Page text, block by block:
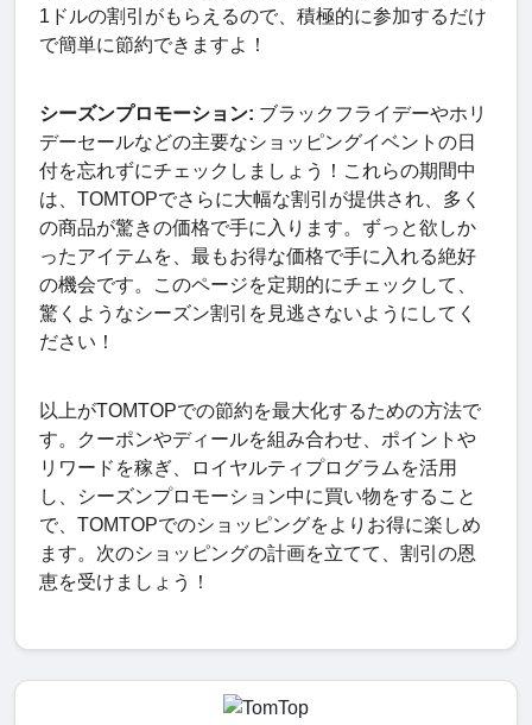
1ドルの割引がもらえるので、積極的に参加するだけ
で簡単に節約できますよ！
シーズンプロモーション: ブラックフライデーやホリ
デーセールなどの主要なショッピングイベントの日
付を忘れずにチェックしましょう！これらの期間中
は、TOMTOPでさらに大幅な割引が提供され、多く
の商品が驚きの価格で手に入ります。ずっと欲しか
ったアイテムを、最もお得な価格で手に入れる絶好
の機会です。このページを定期的にチェックして、
驚くようなシーズン割引を見逃さないようにしてく
ださい！
以上がTOMTOPでの節約を最大化するための方法で
す。クーポンやディールを組み合わせ、ポイントや
リワードを稼ぎ、ロイヤルティプログラムを活用
し、シーズンプロモーション中に買い物をすること
で、TOMTOPでのショッピングをよりお得に楽しめ
ます。次のショッピングの計画を立てて、割引の恩
恵を受けましょう！